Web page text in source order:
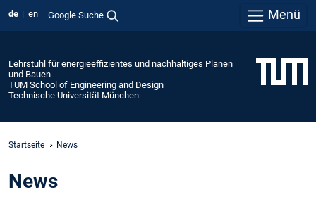
de en Google Suche Menü
Lehrstuhl für energieeffizientes und nachhaltiges Planen
und Bauen
TUM School of Engineering and Design
Technische Universität München
Startseite News
News